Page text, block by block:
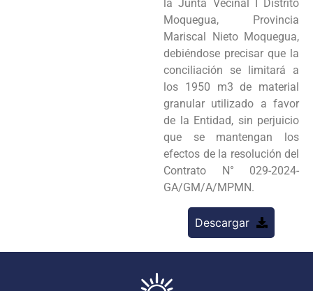
la Junta Vecinal I Distrito
Moquegua, Provincia
Mariscal Nieto­ Moquegua,
debiéndose precisar que la
conciliación se limitará a
los 1950 m3 de material
granular utilizado a favor
de la Entidad, sin perjuicio
que se mantengan los
efectos de la resolución del
Contrato N° 029-2024-
GA/GM/A/MPMN.
Descargar